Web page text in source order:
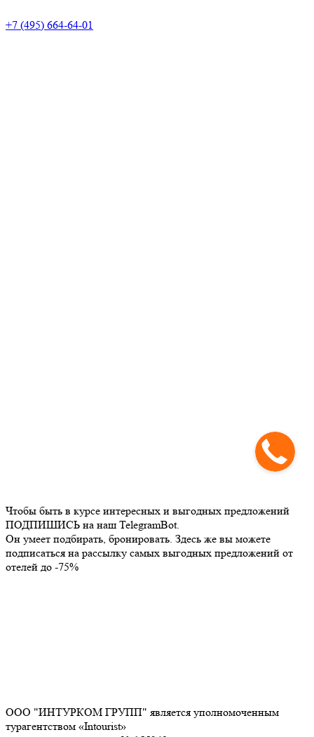
+7 (495) 664-64-01
Чтобы быть в курсе интересных и выгодных предложений
ПОДПИШИСЬ на наш TelegramBot.
Он умеет подбирать, бронировать. Здесь же вы можете
подписаться на рассылку самых выгодных предложений от
отелей до -75%
ООО "ИНТУРКОМ ГРУПП" является уполномоченным
турагентством «Intourist»